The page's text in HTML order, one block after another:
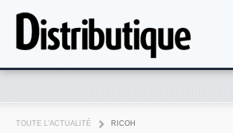
TOUTE L'ACTUALITÉ RICOH